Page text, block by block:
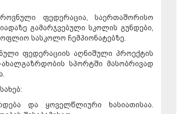
ფედერაცია, საერთაშორისო
გამარჯვებული სკოლის გუნდები,
სასკოლო ჩემპიონატებზე.
ფედერაციის აღნიშული პროექტის
სპორტში მასობრივად
და ყოველწლიური ხასიათისაა.